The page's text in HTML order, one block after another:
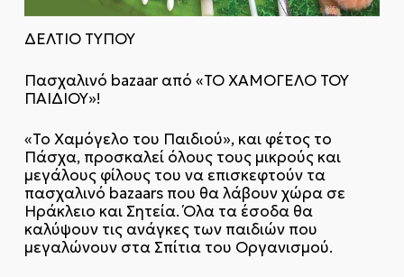
ΔΕΛΤΙΟ ΤΥΠΟΥ
Πασχαλινό bazaar από «ΤΟ ΧΑΜΟΓΕΛΟ ΤΟΥ
ΠΑΙΔΙΟΥ»!
«Το Χαμόγελο του Παιδιού», και φέτος το
Πάσχα, προσκαλεί όλους τους μικρούς και
μεγάλους φίλους του να επισκεφτούν τα
πασχαλινό bazaars που θα λάβουν χώρα σε
Ηράκλειο και Σητεία. Όλα τα έσοδα θα
καλύψουν τις ανάγκες των παιδιών που
μεγαλώνουν στα Σπίτια του Οργανισμού.